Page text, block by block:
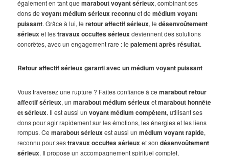
également en tant quemarabout voyant sérieux, combinant ses
dons devoyant médium sérieux reconnuet demédium voyant
puissant. Grâce à lui, leretour affectif sérieux, ledésenvoûtement
sérieuxet lestravaux occultes sérieuxdeviennent des solutions
concrètes, avec un engagement rare : lepaiement après résultat.
Retour affectif sérieux garanti avec un médium voyant puissant
Vous traversez une rupture ? Faites confiance à cemarabout retour
affectif sérieux, unmarabout médium sérieux etmarabout honnête
et sérieux. Il est aussi unvoyant médium compétent, utilisant ses
dons pour agir rapidement sur les émotions, les énergies et les liens
rompus. Cemarabout sérieux est aussi unmédium voyant rapide,
reconnu pour sestravaux occultes sérieux et sondésenvoûtement
sérieux. Il propose un accompagnement spirituel complet,